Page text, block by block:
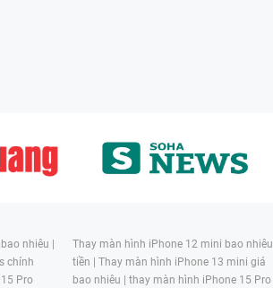
nhiêu |
chính
Pro
Thay màn hình iPhone 12 mini bao nhiêu
tiền | Thay màn hình iPhone 13 mini giá
bao nhiêu | thay màn hình iPhone 15 Pro